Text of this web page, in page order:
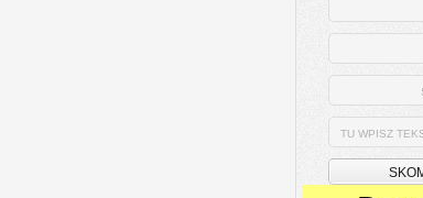
TU WPISZ